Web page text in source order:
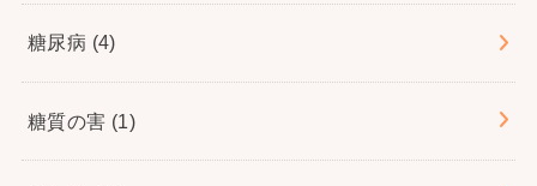
糖尿病 (4)
糖質の害 (1)